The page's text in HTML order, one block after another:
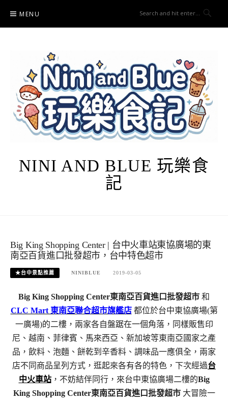
content
MENU
NINI AND BLUE 玩樂食
記
Big King Shopping Center | 台中火車站東協廣場的東
南亞百貨進口批發超市，台中特色超市
★台中景點推薦 NINIBLUE 2019-03-05
Big King Shopping Center東南亞百貨進口批發超市 和
CLC Mart 東南亞聯合超市旗艦店都位於台中東協廣場(第
一廣場)的二樓，兩家各自盤踞在一個角落，同樣販售印
尼、越南、菲律賓、馬來西亞、新加坡等東南亞國家之產
品，飲料、泡麵、餅乾到辛香料、調味品一應俱全，兩家
店不同商品呈列方式，逛起來各有各的特色，下次經過台
中火車站，不妨結伴同行，來台中東協廣場二樓的Big
King Shopping Center東南亞百貨進口批發超市大冒險一